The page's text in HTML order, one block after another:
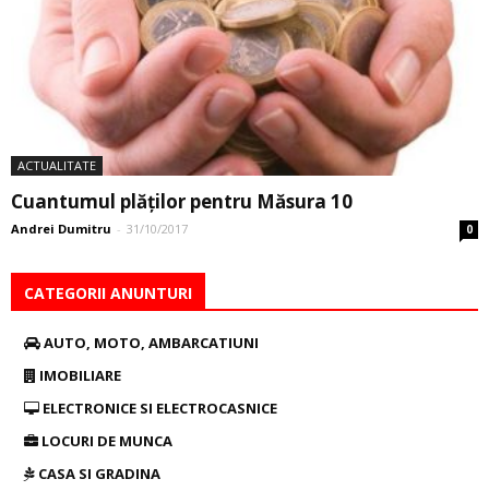
ACTUALITATE
Cuantumul plăților pentru Măsura 10
Andrei Dumitru - 31/10/2017 0
CATEGORII ANUNTURI
AUTO, MOTO, AMBARCATIUNI
IMOBILIARE
ELECTRONICE SI ELECTROCASNICE
LOCURI DE MUNCA
CASA SI GRADINA